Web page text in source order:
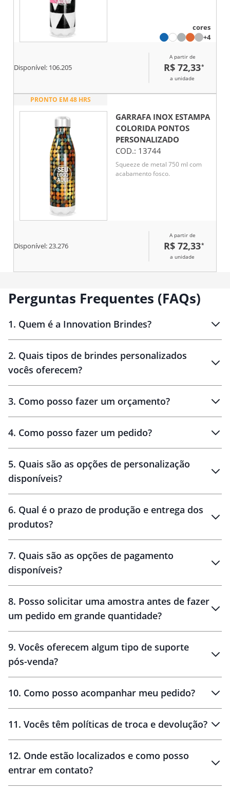
cores
+4
Disponível: 106.205
A partir de
R$ 72,33*
a unidade
PRONTO EM 48 HRS
GARRAFA INOX ESTAMPA
COLORIDA PONTOS
PERSONALIZADO
COD.: 13744
Squeeze de metal 750 ml com
acabamento fosco.
Disponível:23.276
A partir de
R$ 72,33*
a unidade
Perguntas Frequentes (FAQs)
1. Quem é a Innovation Brindes?
Brindes personalizados
2. Quais tipos de brindes personalizados
vocês oferecem?
personalizados
3. Como posso fazer um orçamento?
brinde
personalização
4. Como posso fazer um pedido?
amostra virtual
5. Quais são as opções de personalização
disponíveis?
6. Qual é o prazo de produção e entrega dos
produtos?
10 dias
brinde
48 horas
7. Quais são as opções de pagamento
disponíveis?
8. Posso solicitar uma amostra antes de fazer
um pedido em grande quantidade?
amostras
9. Vocês oferecem algum tipo de suporte
pós-venda?
10. Como posso acompanhar meu pedido?
11. Vocês têm políticas de troca e devolução?
30 dias
12. Onde estão localizados e como posso
entrar em contato?